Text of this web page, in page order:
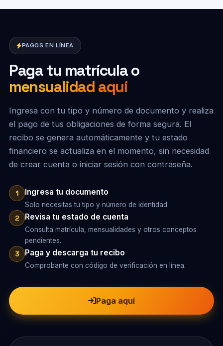
PAGOS EN LÍNEA
Paga tu matrícula o
mensualidad aquí
Ingresa con tu tipo y número de documento y realiza
el pago de tus obligaciones de forma segura. El
recibo se genera automáticamente y tu estado
financiero se actualiza en el momento, sin necesidad
de crear cuenta o iniciar sesión con contraseña.
1 Ingresa tu documento
Solo necesitas tu tipo y número de identidad.
2 Revisa tu estado de cuenta
Consulta matrícula, mensualidades y otros conceptos
pendientes.
3 Paga y descarga tu recibo
Comprobante con código de verificación en línea.
Paga aquí